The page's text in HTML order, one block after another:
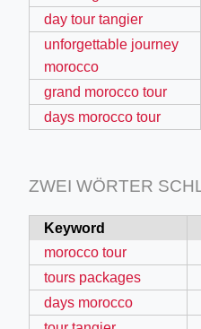
day tour tangier
unforgettable journey
morocco
grand morocco tour
days morocco tour
ZWEI WÖRTER
Keyword
morocco tour
tours packages
days morocco